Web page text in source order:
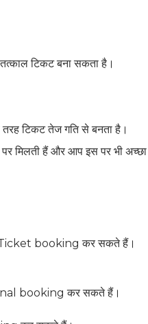
टिकट बना सकता है।
टिकट तेज गति से बनता है।
मिलती हैं और आप इस पर भी
booking कर सकते हैं।
booking कर सकते हैं।